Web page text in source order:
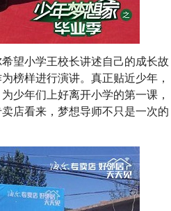
望小学王校长讲述自己的成长故
榜样进行演讲。真正贴近少年，
少年们上好离开小学的第一课，
店看来，梦想导师不只是一次的